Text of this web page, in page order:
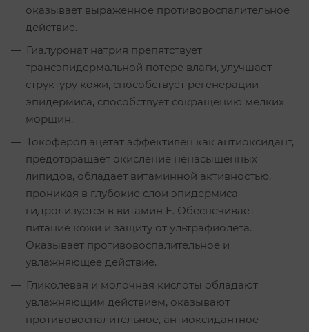
оказывает выраженное противовоспалительное
действие.
Гиалуронат натрия препятствует
трансэпидермальной потере влаги, улучшает
структуру кожи, способствует регенерации
эпидермиса, способствует сокращению мелких
морщин.
Токоферол ацетат эффективен как антиоксидант,
предотвращает окисление ненасыщенных
липидов, обладает витаминной активностью,
проникая в глубокие слои эпидермиса
гидролизуется в витамин Е. Обеспечивает
питание кожи и защиту от ультрафиолета.
Оказывает противовоспалительное и
увлажняющее действие.
Гликолевая и молочная кислоты обладают
увлажняющим действием, оказывают
противовоспалительное, антиоксидантное